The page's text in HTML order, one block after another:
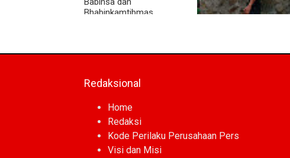
Bhabinkamtibmas
Garuda, Pengecoran
Redaksional
Home
Redaksi
Kode Perilaku Perusahaan Pers
Visi dan Misi